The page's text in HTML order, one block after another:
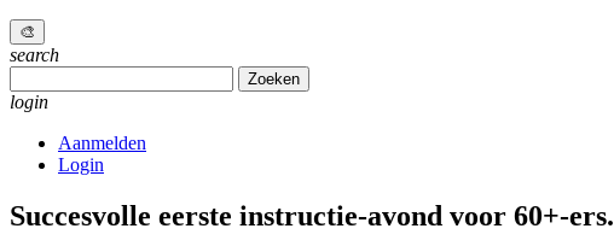
🎨
search
naar:
login
Aanmelden
Login
Succesvolle eerste instructie-avond voor 60+-ers.